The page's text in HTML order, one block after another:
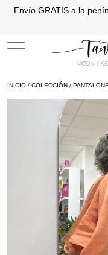
Envío GRATIS a la
INICIO / COLECCIÓN /